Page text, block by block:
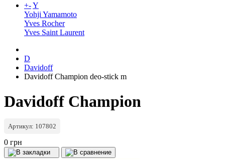
+-Y
Yohji Yamamoto
Yves Rocher
Yves Saint Laurent
D
Davidoff
Davidoff Champion deo-stick m
Davidoff Champion
Артикул: 107802
0 грн